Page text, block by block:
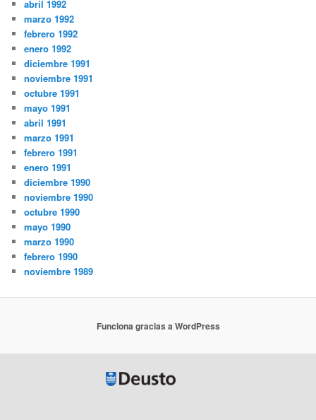
abril 1992
marzo 1992
febrero 1992
enero 1992
diciembre 1991
noviembre 1991
octubre 1991
mayo 1991
abril 1991
marzo 1991
febrero 1991
enero 1991
diciembre 1990
noviembre 1990
octubre 1990
mayo 1990
marzo 1990
febrero 1990
noviembre 1989
Funciona gracias a WordPress